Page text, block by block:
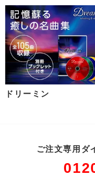
ドリーミン
ご注文専用ダ